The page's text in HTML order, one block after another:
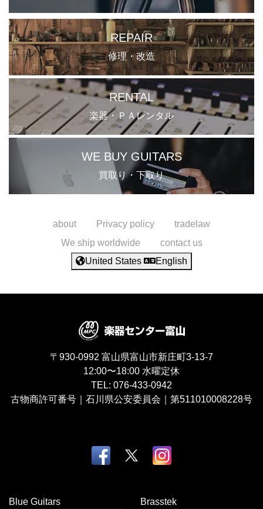
REPAIR
修理・改造
RENTAL
楽器・ＰＡレンタル
WE BUY GUITARS
買取り・下取り
about Privacy policy
tradelaw
We ship worldwide
contact us
United States
English
〒930-0992 富山県富山市新庄町3-13-7
12:00〜18:00 水曜定休
TEL: 076-433-0942
古物商許可番号｜石川県公安委員会｜第511010008228号
Blue Guitars
Brasstek